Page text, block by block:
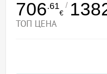
706.61
€
/
ТОП ЦЕНА